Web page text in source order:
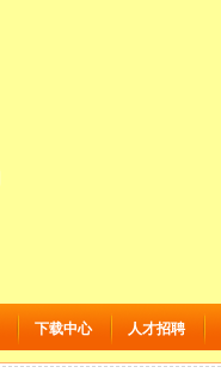
下载中心 人才招聘